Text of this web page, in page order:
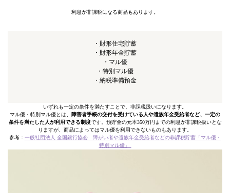
利息が非課税になる商品もあります。
・財形住宅貯蓄
・財形年金貯蓄
・マル優
・特別マル優
・納税準備預金
いずれも一定の条件を満たすことで、非課税扱いになります。
マル優・特別マル優とは、 障害者手帳の交付を受けている人や遺族年金受給者など、一定の
条件を満たした人が利用できる制度です。預貯金の元本350万円までの利息が非課税扱いとな
りますが、商品によってはマル優を利用できないものもあります。
参考： 一般社団法人 全国銀行協会 障がい者や遺族年金受給者などの非課税貯蓄「マル優・
特別マル優」